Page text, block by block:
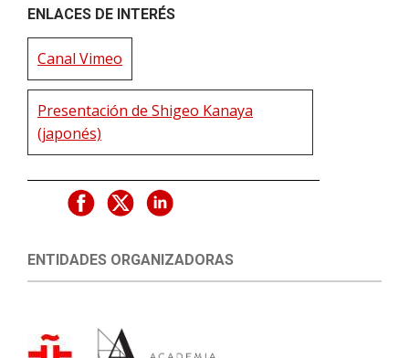
ENLACES DE INTERÉS
Canal Vimeo
Presentación de Shigeo Kanaya
(japonés)
ENTIDADES ORGANIZADORAS